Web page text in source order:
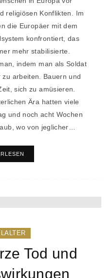
religiösen Konflikten. Im
die Europäer mit dem
konfrontiert, das
mehr stabilisierte.
indem man als Soldat
arbeiten. Bauern und
sich zu amüsieren.
Ära hatten viele
und noch acht Wochen
wo von jeglicher…
Tod und